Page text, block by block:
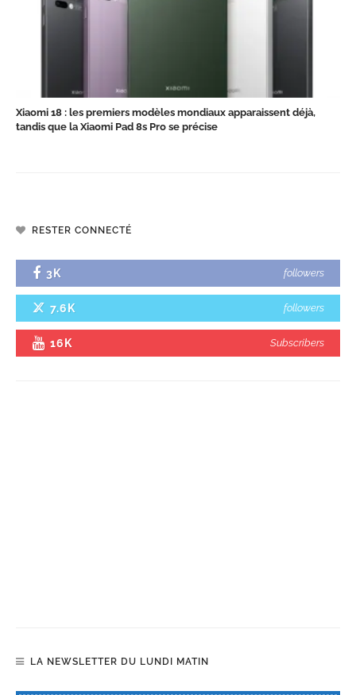
Xiaomi 18 : les premiers modèles mondiaux apparaissent déjà,
tandis que la Xiaomi Pad 8s Pro se précise
RESTER CONNECTÉ
3K followers
7.6K followers
16K Subscribers
LA NEWSLETTER DU LUNDI MATIN